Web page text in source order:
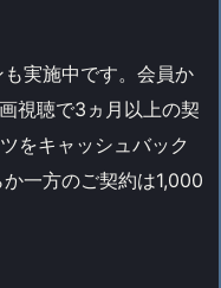
実施中です。会員か
視聴で3ヵ月以上の契
をキャッシュバック
か一方のご契約は1,000